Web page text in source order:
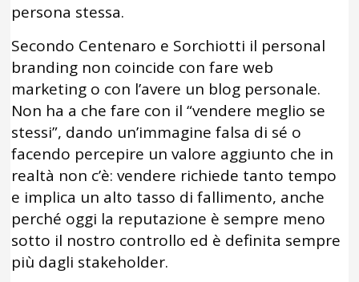
persona stessa.
Secondo Centenaro e Sorchiotti il personal
branding non coincide con fare web
marketing o con l’avere un blog personale.
Non ha a che fare con il “vendere meglio se
stessi”, dando un’immagine falsa di sé o
facendo percepire un valore aggiunto che in
realtà non c’è: vendere richiede tanto tempo
e implica un alto tasso di fallimento, anche
perché oggi la reputazione è sempre meno
sotto il nostro controllo ed è definita sempre
più dagli stakeholder.